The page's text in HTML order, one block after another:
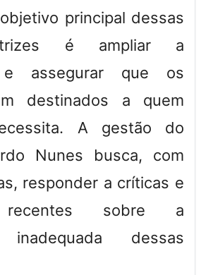
principal dessas
é ampliar a
e assegurar que os
destinados a quem
A gestão do
Nunes busca, com
responder a críticas e
recentes sobre a
inadequada dessas